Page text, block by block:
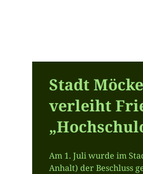
Stadt
verleiht
Am 1. Juli wurde im
Anhalt) der Beschluss